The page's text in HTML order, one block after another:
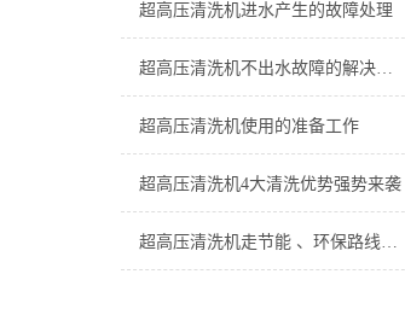
超高压清洗机进水产生的故障处理
超高压清洗机不出水故障的解决方案
超高压清洗机使用的准备工作
超高压清洗机4大清洗优势强势来袭
超高压清洗机走节能 、环保路线的绿色经济道路